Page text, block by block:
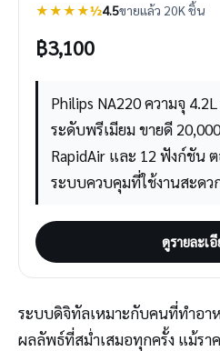
★★★★½4.5ขายแล้ว 20K ชิ้น
฿3,100
Philips NA220 ความจุ
ระดับพรีเมียม ขายดี
RapidAir และ 12 ฟังก์ชัน
ระบบควบคุมที่ใช้งานสะดว
ดูรายละเ
ระบบดิจิทัลเหมาะกับคนที่ทำอา
ผลลัพธ์ที่สม่ำเสมอทุกครั้ง แม้ร